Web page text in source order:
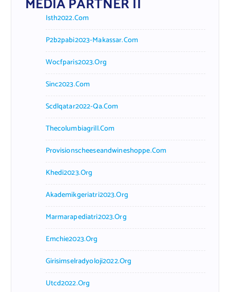
Isth2022.com
P2b2pabi2023-Makassar.com
Wocfparis2023.org
Sinc2023.com
Scdlqatar2022-Qa.com
Thecolumbiagrill.com
Provisionscheeseandwineshoppe.com
Khedi2023.org
Akademikgeriatri2023.org
Marmarapediatri2023.org
Emchie2023.org
Girisimselradyoloji2022.org
Utcd2022.org